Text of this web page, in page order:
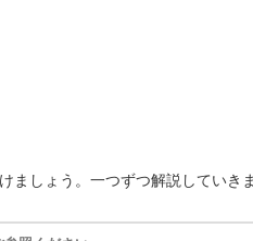
ましょう。一つずつ解説していきま